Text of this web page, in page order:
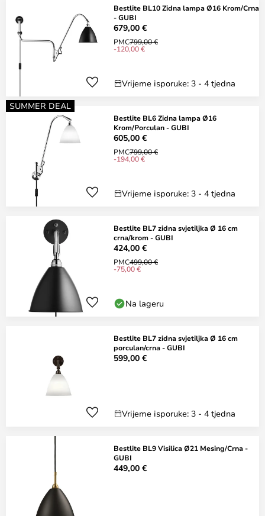
Bestlite BL10 Zidna lampa Ø16 Krom/Crna
- GUBI
679,00 €
PMC799,00 €
-120,00 €
Vrijeme isporuke: 3 - 4 tjedna
SUMMER DEAL
Bestlite BL6 Zidna lampa Ø16
Krom/Porculan - GUBI
605,00 €
PMC799,00 €
-194,00 €
Vrijeme isporuke: 3 - 4 tjedna
Bestlite BL7 zidna svjetiljka Ø 16 cm
crna/krom - GUBI
424,00 €
PMC499,00 €
-75,00 €
Na lageru
Bestlite BL7 zidna svjetiljka Ø 16 cm
porculan/crna - GUBI
599,00 €
Vrijeme isporuke: 3 - 4 tjedna
Bestlite BL9 Visilica Ø21 Mesing/Crna -
GUBI
449,00 €